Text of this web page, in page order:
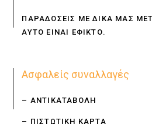
ΠΑΡΑΔΟΣΕΙΣ ΜΕ ΔΙΚΑ ΜΑΣ
ΑΥΤΟ ΕΙΝΑΙ ΕΦΙΚΤΟ.
Ασφαλείς συναλλαγές
– ΑΝΤΙΚΑΤΑΒΟΛΗ
– ΠΙΣΤΩΤΙΚΗ ΚΑΡΤΑ